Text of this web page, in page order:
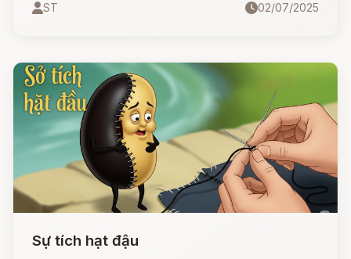
dệt vải Chức Nữ và nên duyên vợ chồng.
mỗi năm một lần vào ngày Thất Tịch (7/7 âm
lịch) nhờ cây cầu Ô Thước do chim trời bắc
nên.
ST 02/07/2025
Sự tích hạt đậu